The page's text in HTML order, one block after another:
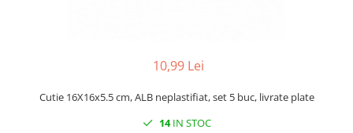
MACARONS
CUTII MICI CU PANGLICA SI SERTAR
10,99 Lei
Cutie 16X16x5.5 cm, ALB neplastifiat, set 5 buc, livrate plate
14IN STOC